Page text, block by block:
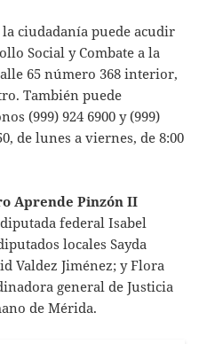
ciudadanía puede acudir
Social y Combate a la
65 número 368 interior,
También puede
(999) 924 6900 y (999)
de lunes a viernes, de 8:00
Aprende Pinzón II
federal Isabel
locales Sayda
Valdez Jiménez; y Flora
general de Justicia
de Mérida.